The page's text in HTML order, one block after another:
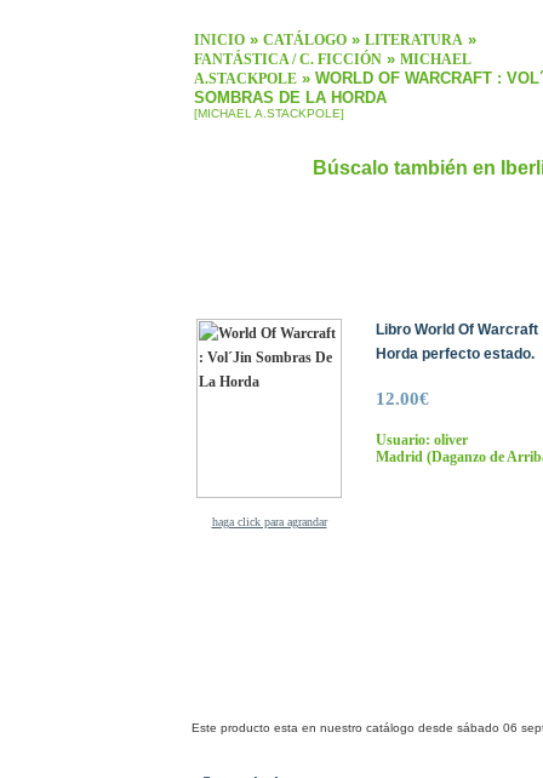
INICIO » CATÁLOGO » LITERATURA »
FANTÁSTICA / C. FICCIÓN » MICHAEL
A.STACKPOLE » WORLD OF WARCRAFT :
SOMBRAS DE LA HORDA
[MICHAEL A.STACKPOLE]
Búscalo también en
haga click para agrandar
Libro World Of Warcraft
Horda perfecto estado.
12.00€
Usuario: oliver
Madrid (Daganzo de
Este producto esta en nuestro catálogo desde sábado 06